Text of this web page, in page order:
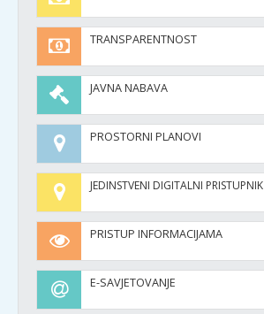
TRANSPARENTNOST
JAVNA NABAVA
PROSTORNI PLANOVI
JEDINSTVENI DIGITALNI PRISTUPNIK
PRISTUP INFORMACIJAMA
E-SAVJETOVANJE